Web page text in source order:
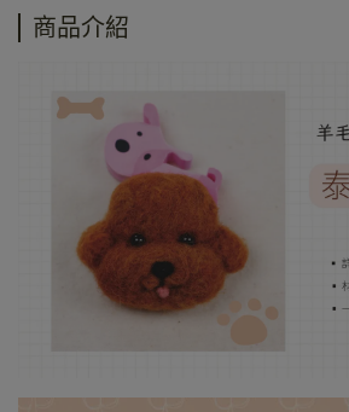
商品介紹